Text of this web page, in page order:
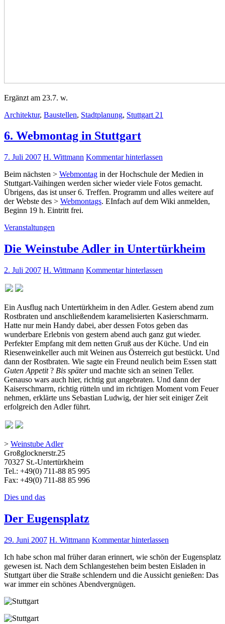
Ergänzt am 23.7. w.
Architektur, Baustellen, Stadtplanung, Stuttgart 21
6. Webmontag in Stuttgart
7. Juli 2007 H. Wittmann Kommentar hinterlassen
Beim nächsten > Webmontag in der Hochschule der Medien in
Stuttgart-Vaihingen werden sicher wieder viele Fotos gemacht.
Übrigens, das ist unser 6. Treffen. Programm und alles weitere auf
der Webste des > Webmontags. EInfach auf dem Wiki anmelden,
Beginn 19 h. Eintritt frei.
Veranstaltungen
Die Weinstube Adler in Untertürkheim
2. Juli 2007 H. Wittmann Kommentar hinterlassen
Ein Ausflug nach Untertürkheim in den Adler. Gestern abend zum
Rostbraten und anschließendem karamelisierten Kasierschmarrn.
Hatte nur mein Handy dabei, aber dessen Fotos geben das
wunderbare Erlebnis von gestern abend auch ganz gut wieder.
Perfekter Empfang mit dem netten Gruß aus der Küche. Und ein
Riesenweinkeller auch mit Weinen aus Österreich gut bestückt. Und
dann der Rostbraten. Wie sagte ein Freund neulich beim Essen statt
Guten Appetit? Bis späterund machte sich an seinen Teller.
Genauso wars auch hier, richtig gut angebraten. Und dann der
Kaiserschmarrn, richtig rütteln und im richtigen Moment vom Feuer
nehmen, erklärte uns Sebastian Ludwig, der hier seit einiger Zeit
erfolgreich den Adler führt.
> Weinstube Adler
Großglocknerstr.25
70327 St.-Untertürkheim
Tel.: +49(0) 711-88 85 995
Fax: +49(0) 711-88 85 996
Dies und das
Der Eugensplatz
29. Juni 2007 H. Wittmann Kommentar hinterlassen
Ich habe schon mal früher daran erinnert, wie schön der Eugensplatz
gewesen ist. Nach dem Schlangestehen beim besten Eisladen in
Stuttgart über die Straße schlendern und die Aussicht genießen: Das
war immer ein schönes Abendvergnügen.